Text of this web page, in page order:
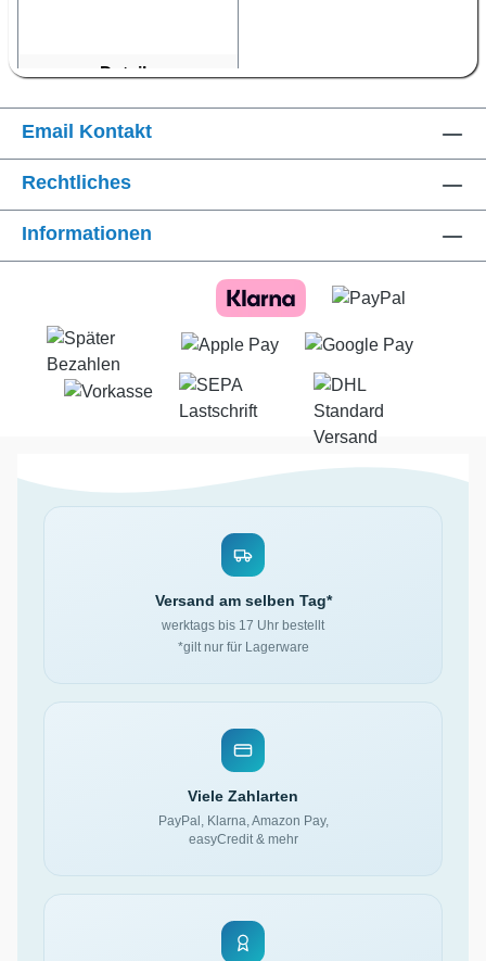
Details
Email Kontakt
Rechtliches
Informationen
Versand am selben Tag*
werktags bis 17 Uhr bestellt
*gilt nur für Lagerware
Viele Zahlarten
PayPal, Klarna, Amazon Pay,
easyCredit & mehr